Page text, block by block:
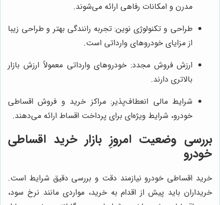
مدرن و امکانات رفاهی ارائه می‌شوند.
طراحی و تکنولوژی نوین: تجربه رانندگی بهتر و طراحی زیبا
از مزایای خودروهای وارداتی است.
ارزش فروش مجدد: خودروهای وارداتی معمولاً ارزش بازار
بالاتری دارند.
شرایط مالی انعطاف‌پذیر: مراکز خرید و فروش اقساطی
خودرو، شرایط ویژه‌ای برای پرداخت اقساط ارائه می‌دهند.
بررسی وضعیت امروزِ بازار خرید اقساطی
خودرو
خرید اقساطی خودرو نیازمند دقت و بررسی دقیق شرایط است.
خریداران باید پیش از اقدام به خرید، مواردی مانند نرخ سود،